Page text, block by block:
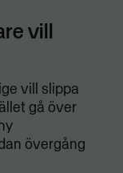
vill
vill slippa
gå över
övergång